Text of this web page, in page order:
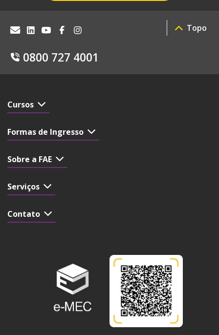
0800 727 4001
Topo
Cursos
Formas de Ingresso
Sobre a FAE
Serviços
Contato